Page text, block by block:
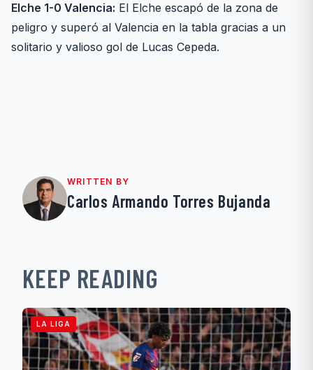
Elche 1-0 Valencia: El Elche escapó de la zona de
peligro y superó al Valencia en la tabla gracias a un
solitario y valioso gol de Lucas Cepeda.
WRITTEN BY
Carlos Armando Torres Bujanda
KEEP READING
LA LIGA